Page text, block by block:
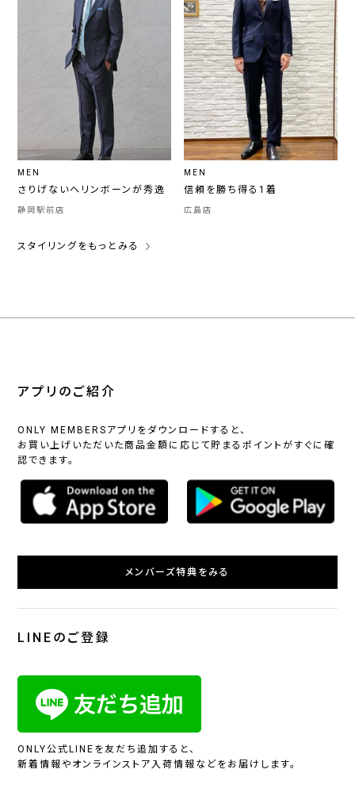
MEN
さりげないヘリンボーンが秀逸
静岡駅前店
MEN
信頼を勝ち得る1着
広島店
スタイリングをもっとみる
アプリのご紹介
ONLY MEMBERSアプリをダウンロードすると、
お買い上げいただいた商品金額に応じて貯まるポイントがすぐに確
認できます。
メンバーズ特典をみる
LINEのご登録
ONLY公式LINEを友だち追加すると、
新着情報やオンラインストア入荷情報などをお届けします。